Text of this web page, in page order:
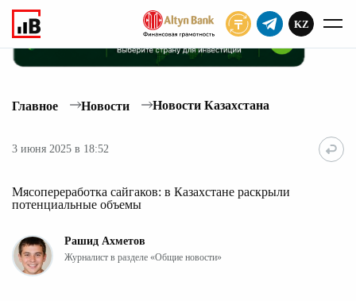
KZ
Главное Новости Новости Казахстана
3 июня 2025 в 18:52
Мясопереработка сайгаков: в Казахстане раскрыли
потенциальные объемы
Рашид Ахметов
Журналист в разделе «Общие новости»